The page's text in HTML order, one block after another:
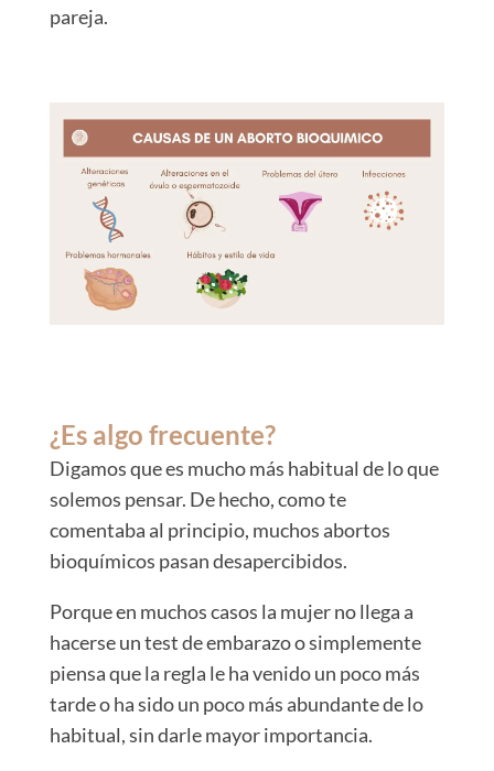
pareja.
¿Es algo frecuente?
Digamos que es mucho más habitual de lo que
solemos pensar. De hecho, como te
comentaba al principio, muchos abortos
bioquímicos pasan desapercibidos.
Porque en muchos casos la mujer no llega a
hacerse un test de embarazo o simplemente
piensa que la regla le ha venido un poco más
tarde o ha sido un poco más abundante de lo
habitual, sin darle mayor importancia.